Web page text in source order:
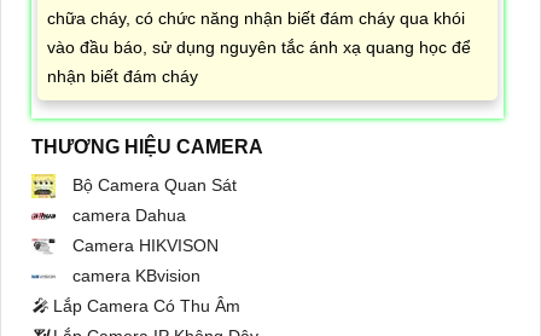
chữa cháy, có chức năng nhận biết đám cháy qua khói
vào đầu báo, sử dụng nguyên tắc ánh xạ quang học để
nhận biết đám cháy
THƯƠNG HIỆU CAMERA
Bộ Camera Quan Sát
camera Dahua
Camera HIKVISON
camera KBvision
️🎤️ Lắp Camera Có Thu Âm